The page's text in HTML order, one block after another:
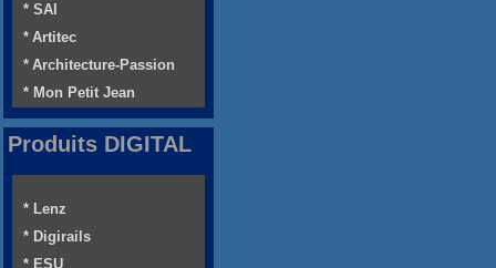
* SAI
* Artitec
* Architecture-Passion
* Mon Petit Jean
Produits DIGITAL
* Lenz
* Digirails
* ESU